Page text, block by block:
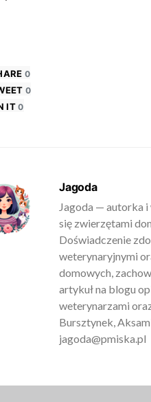
0
0
IT 0
Jagoda
Jagoda — autorka i
się zwierzętami
Doświadczenie
weterynaryjnymi
domowych,
artykuł na blogu
weterynarzami
Bursztynek,
jagoda@pmiska.pl